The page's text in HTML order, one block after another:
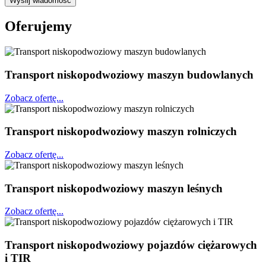
Oferujemy
Transport niskopodwoziowy maszyn budowlanych
Zobacz ofertę...
Transport niskopodwoziowy maszyn rolniczych
Zobacz ofertę...
Transport niskopodwoziowy maszyn leśnych
Zobacz ofertę...
Transport niskopodwoziowy pojazdów ciężarowych
i TIR